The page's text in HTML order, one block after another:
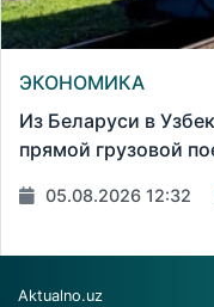
ЭКОНОМИКА
Из Беларуси в
прямой грузовой
05.08.2026 12:32
Aktualno.uz